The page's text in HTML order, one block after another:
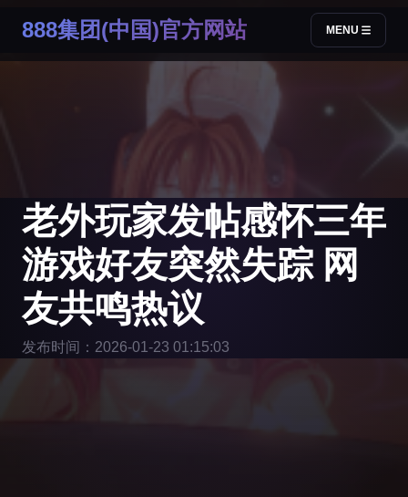
888集团(中国)官方网站 MENU
老外玩家发帖感怀三年
游戏好友突然失踪 网
友共鸣热议
发布时间：2026-01-23 01:15:03